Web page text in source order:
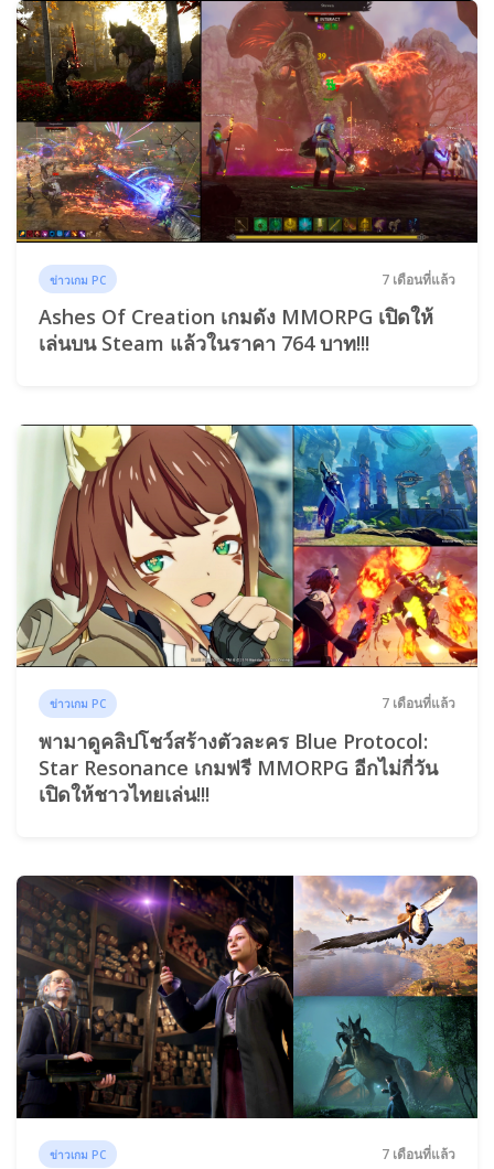
ข่าวเกม PC 7 เดือนที่แล้ว
Ashes Of Creation เกมดัง MMORPG เปิดให้
เล่นบน Steam แล้วในราคา 764 บาท!!!
ข่าวเกม PC 7 เดือนที่แล้ว
พามาดูคลิปโชว์สร้างตัวละคร Blue Protocol:
Star Resonance เกมฟรี MMORPG อีกไม่กี่วัน
เปิดให้ชาวไทยเล่น!!!
ข่าวเกม PC 7 เดือนที่แล้ว